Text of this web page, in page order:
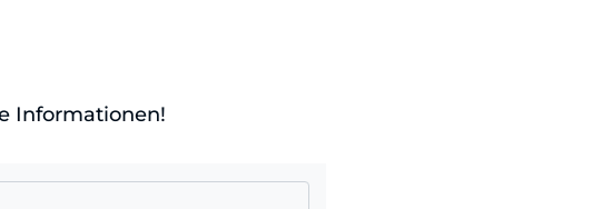
Informationen!